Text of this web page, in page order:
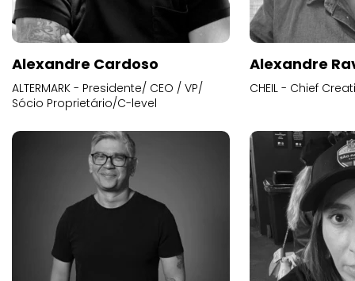
Alexandre Cardoso
ALTERMARK - Presidente/ CEO / VP/
Sócio Proprietário/C-level
Alexandre
CHEIL - Chief